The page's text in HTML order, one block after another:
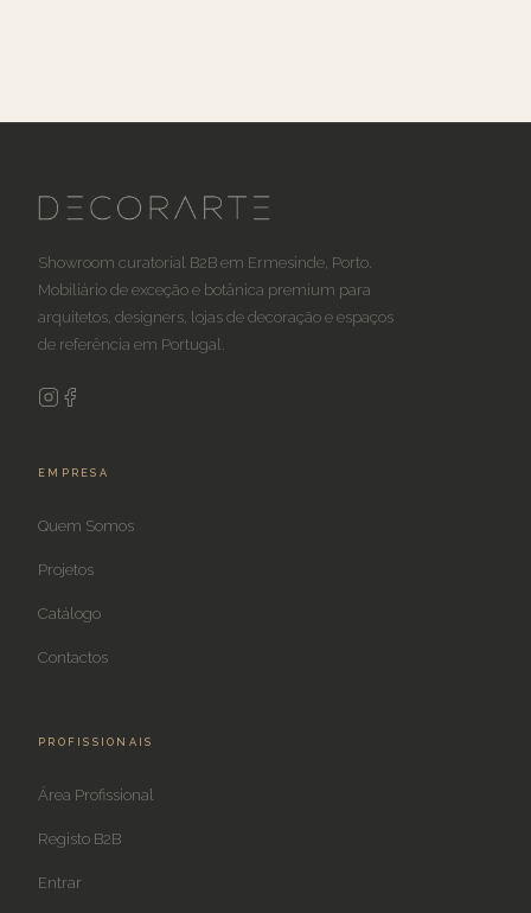
Showroom curatorial B2B em Ermesinde, Porto.
Mobiliário de exceção e botânica premium para
arquitetos, designers, lojas de decoração e espaços
de referência em Portugal.
EMPRESA
Quem Somos
Projetos
Catálogo
Contactos
PROFISSIONAIS
Área Profissional
Registo B2B
Entrar